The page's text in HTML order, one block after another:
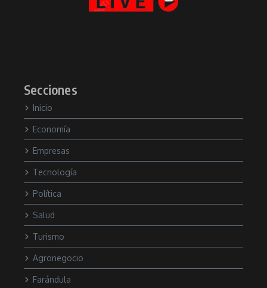
Secciones
Inicio
Economía
Empresas
Tecnología
Política
Salud
Turismo
Agronegocio
Farándula